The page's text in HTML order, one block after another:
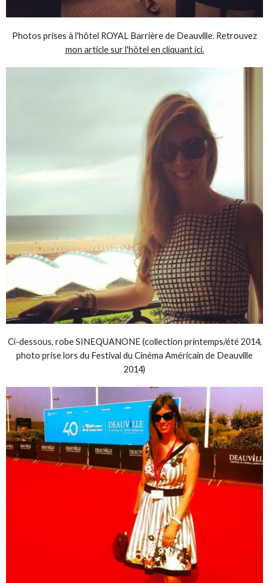
Photos prises à l'hôtel ROYAL Barrière de Deauville. Retrouvez
mon article sur l'hôtel en cliquant ici.
Ci-dessous, robe SINEQUANONE (collection printemps/été 2014,
photo prise lors du Festival du Cinéma Américain de Deauville
2014)